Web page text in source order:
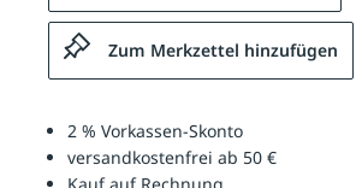
Zum Merkzettel hinzufügen
2 % Vorkassen-Skonto
versandkostenfrei ab 50 €